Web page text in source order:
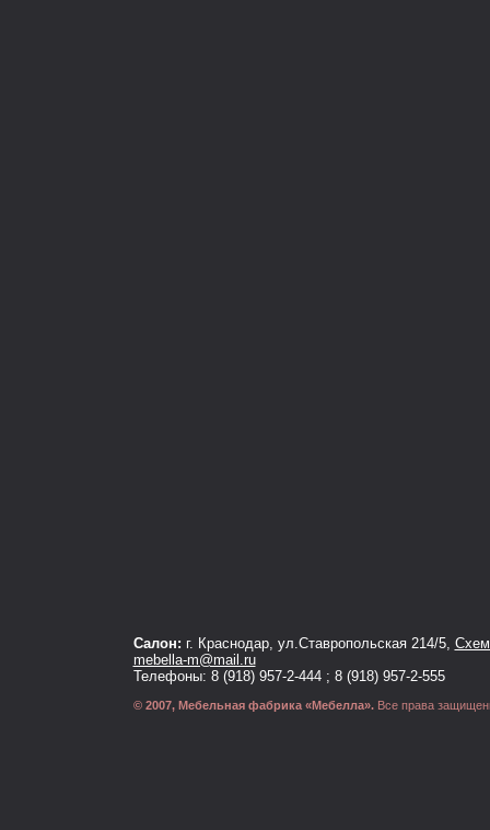
Салон: г. Краснодар, ул.Ставропольская 214/5,
mebella-m@mail.ru
Телефоны: 8 (918) 957-2-444 ; 8 (918) 957-2-555
© 2007, Мебельная фабрика «Мебелла».Все права